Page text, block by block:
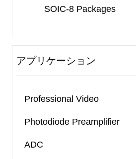
SOIC-8 Packages
アプリケーション
Professional Video
Photodiode Preamplifier
ADC